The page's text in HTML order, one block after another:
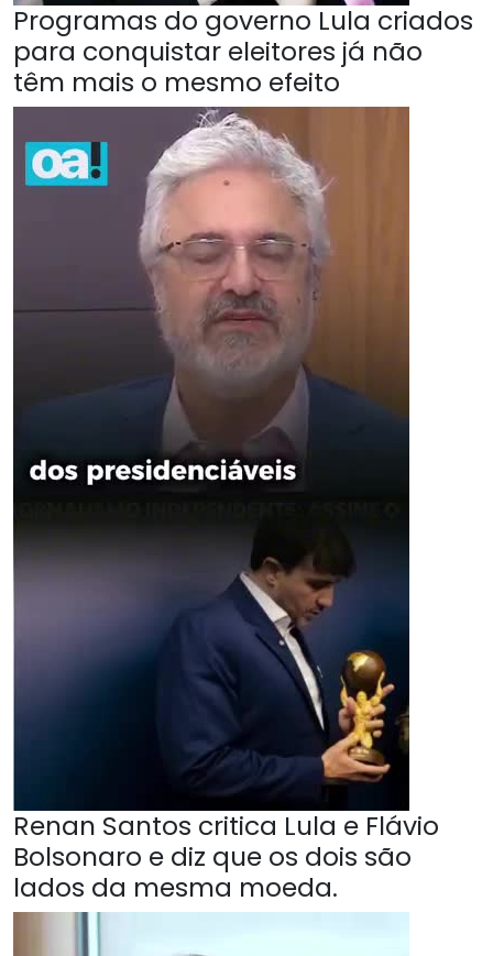
Programas do governo Lula criados
para conquistar eleitores já não
têm mais o mesmo efeito
Renan Santos critica Lula e Flávio
Bolsonaro e diz que os dois são
lados da mesma moeda.